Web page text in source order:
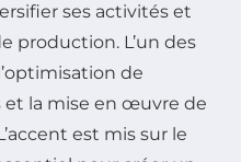
ses activités et
production. L’un des
de
et la mise en œuvre de
est mis sur le